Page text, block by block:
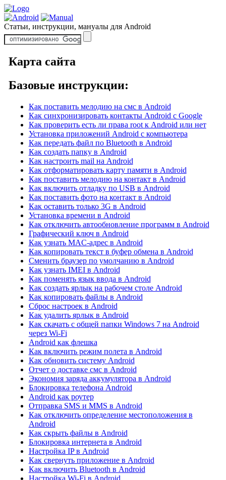
Статьи, инструкции, мануалы для Android
Карта сайта
Базовые инструкции:
Как поставить мелодию на смс в Android
Как синхронизировать контакты Android с Google
Как проверить есть ли права root к Android или нет
Установка приложений Android с компьютера
Как передать файл по Bluetooth в Android
Как создать папку в Android
Как настроить mail на Android
Как отформатировать карту памяти в Android
Как поставить мелодию на контакт в Android
Как включить отладку по USB в Android
Как поставить фото на контакт в Android
Как оставить только 3G в Android
Установка времени в Android
Как отключить автообновление программ в Android
Графический ключ в Android
Как узнать MAC-адрес в Android
Как копировать текст в буфер обмена в Android
Сменить браузер по умолчанию в Android
Как узнать IMEI в Android
Как поменять язык ввода в Android
Как создать ярлык на рабочем столе Android
Как копировать файлы в Android
Сброс настроек в Android
Как удалить ярлык в Android
Как скачать с общей папки Windows 7 на Android
через Wi-Fi
Android как флешка
Как включить режим полета в Android
Как обновить систему Android
Отчет о доставке смс в Android
Экономия заряда аккумулятора в Android
Блокировка телефона Android
Android как роутер
Отправка SMS и MMS в Android
Как отключить определение местоположения в
Android
Как скрыть файлы в Android
Блокировка интернета в Android
Настройка IP в Android
Как свернуть приложение в Android
Как включить Bluetooth в Android
Настройка Wi-Fi в Android